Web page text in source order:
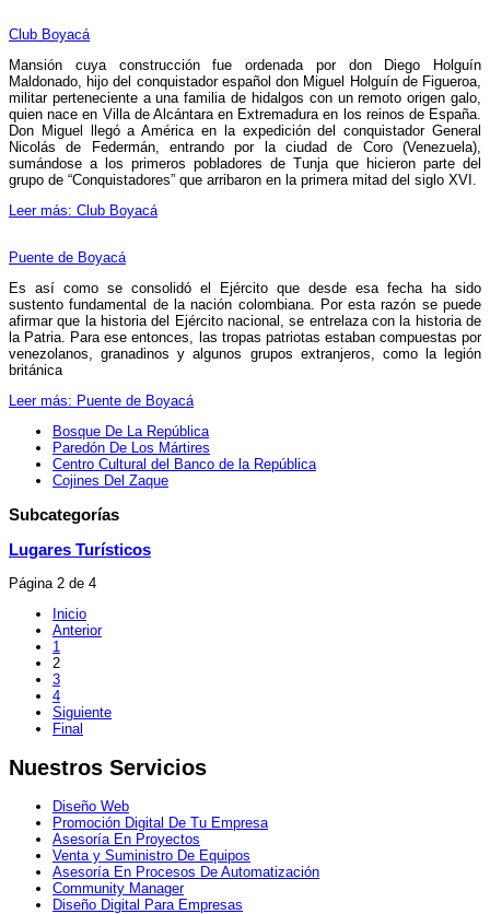
Club Boyacá
Mansión cuya construcción fue ordenada por don Diego Holguín
Maldonado, hijo del conquista­dor español don Miguel Holguín de Figueroa,
militar perteneciente a una familia de hidalgos con un remoto origen galo,
quien nace en Villa de Alcántara en Ex­tremadura en los reinos de España.
Don Miguel llegó a América en la expedición del conquistador General
Nicolás de Federmán, entrando por la ciudad de Coro (Venezuela),
sumándose a los primeros pobladores de Tunja que hicieron parte del
grupo de “Conquistado­res” que arribaron en la primera mitad del siglo XVI.
Leer más: Club Boyacá
Puente de Boyacá
Es así como se consolidó el Ejército que desde esa fecha ha sido
sustento fundamental de la nación colombiana. Por esta razón se puede
afirmar que la historia del Ejército nacional, se entrelaza con la historia de
la Patria. Para ese entonces, las tropas patriotas estaban compuestas por
venezolanos, granadinos y algunos grupos extranjeros, como la legión
británica
Leer más: Puente de Boyacá
Bosque De La República
Paredón De Los Mártires
Centro Cultural del Banco de la República
Cojines Del Zaque
Subcategorías
Lugares Turísticos
Página 2 de 4
Inicio
Anterior
1
2
3
4
Siguiente
Final
Nuestros Servicios
Diseño Web
Promoción Digital De Tu Empresa
Asesoría En Proyectos
Venta y Suministro De Equipos
Asesoría En Procesos De Automatización
Community Manager
Diseño Digital Para Empresas